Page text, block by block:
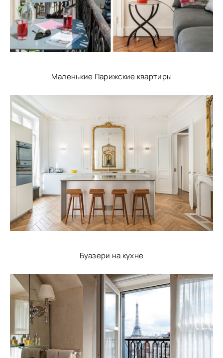
Маленькие Парижские квартиры
Буазери на кухне